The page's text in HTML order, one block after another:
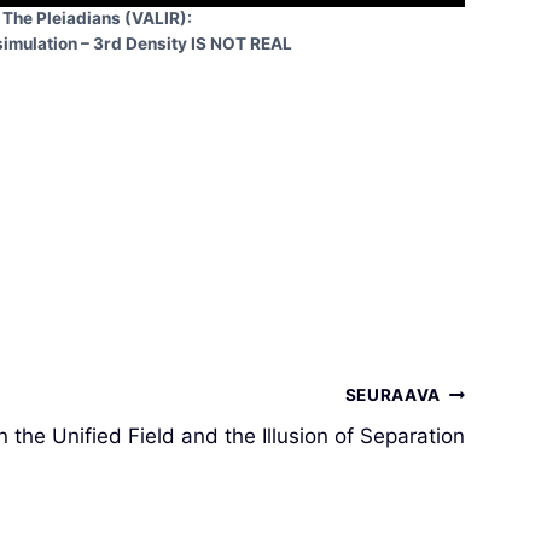
The Pleiadians (VALIR):
– 3rd Density IS NOT REAL
SEURAAVA
the Unified Field and the Illusion of Separation